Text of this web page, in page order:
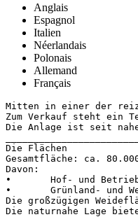
Anglais
Espagnol
Italien
Néerlandais
Polonais
Allemand
Français
Mitten in einer der
Zum Verkauf steht ein
Die Anlage ist seit
Die Flächen
Gesamtfläche: ca.
Davon:
•	Hof- und Betriebsflächen: ca. 10.000 m²
•	Grünland- und Weideflächen: ca. 70.000 m²
Die großzügigen
Die naturnahe Lage